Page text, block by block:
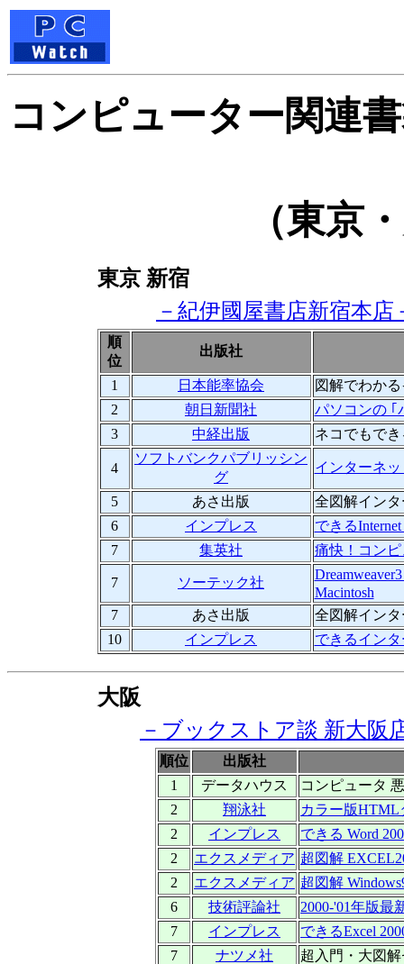
コンピューター関連
（東京
東京 新宿
－紀伊國屋書店新宿本店
順
位
出版社
1 日本能率協会
図解でわか
2
朝日新聞社
パソコンの ｢
3
中経出版 ネコでもで
4
ソフトバンクパブリッシン
グ
インターネッ
5 あさ出版
全図解イン
6
インプレス
できる
7
集英社 痛快！コン
7 ソーテック社
Macintosh
7
あさ出版
全図解イン
10
インプレス できるインタ
大阪
－ブックストア談 新大阪
順位
出版社
1
データハウス
コンピュータ
2
翔泳社
カラー版HTML
2
インプレス
できる Word
2
エクスメディア 超図解
2
エクスメディア 超図解
6
技術評論社
2000-'01年版最
7
インプレス
できるExcel
7
ナツメ社
超入門・大図